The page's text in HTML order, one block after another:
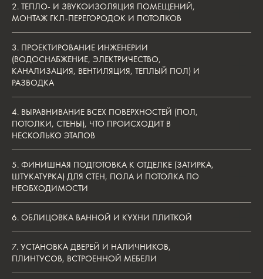
2. ТЕПЛО- И ЗВУКОИЗОЛЯЦИЯ ПОМЕЩЕНИЙ,
МОНТАЖ ГКЛ-ПЕРЕГОРОДОК И ПОТОЛКОВ
3. ПРОЕКТИРОВАНИЕ ИНЖЕНЕРИИ
(ВОДОСНАБЖЕНИЕ, ЭЛЕКТРИЧЕСТВО,
КАНАЛИЗАЦИЯ, ВЕНТИЛЯЦИЯ, ТЕПЛЫЙ ПОЛ) И
РАЗВОДКА
4. ВЫРАВНИВАНИЕ ВСЕХ ПОВЕРХНОСТЕЙ (ПОЛ,
ПОТОЛКИ, СТЕНЫ), ЧТО ПРОИСХОДИТ В
НЕСКОЛЬКО ЭТАПОВ
5. ФИНИШНАЯ ПОДГОТОВКА К ОТДЕЛКЕ (ЗАТИРКА,
ШТУКАТУРКА) ДЛЯ СТЕН, ПОЛА И ПОТОЛКА ПО
НЕОБХОДИМОСТИ
6. ОБЛИЦОВКА ВАННОЙ И КУХНИ ПЛИТКОЙ
7. УСТАНОВКА ДВЕРЕЙ И НАЛИЧНИКОВ,
ПЛИНТУСОВ, ВСТРОЕННОЙ МЕБЕЛИ
СКОЛЬКО ВРЕМЕНИ
ЗАНИМАЕТ РЕМОНТ?
Ремонт квартиры — это долгосрочные хлопоты, которые
длятся в среднем от 4 до 12 месяцев, в зависимости
от площади квартиры. К этому нужно прибавить время
на проектирование (2−4 месяца), а также непредвиденные
сказать, что среднестатистический ремонт квартиры длится
около года.